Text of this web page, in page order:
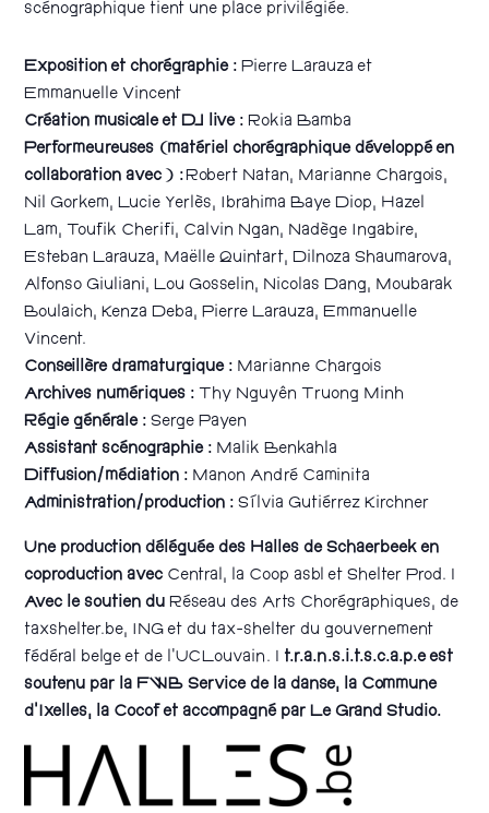
scénographique tient une place privilégiée.
Exposition et chorégraphie : Pierre Larauza et
Emmanuelle Vincent
Création musicale et DJ live : Rokia Bamba
Performeureuses (matériel chorégraphique développé en
collaboration avec ) : Robert Natan, Marianne Chargois,
Nil Gorkem, Lucie Yerlès, Ibrahima Baye Diop, Hazel
Lam, Toufik Cherifi, Calvin Ngan, Nadège Ingabire,
Esteban Larauza, Maëlle Quintart, Dilnoza Shaumarova,
Alfonso Giuliani, Lou Gosselin, Nicolas Dang, Moubarak
Boulaich, Kenza Deba, Pierre Larauza, Emmanuelle
Vincent.
Conseillère dramaturgique : Marianne Chargois
Archives numériques : Thy Nguyên Truong Minh
Régie générale :Serge Payen
Assistant scénographie : Malik Benkahla
Diffusion/médiation : Manon André Caminita
Administration/production :Sílvia Gutiérrez Kirchner
Une production déléguée des Halles de Schaerbeek en
coproduction avec Central, la Coop asbl et Shelter Prod. |
Avec le soutien du Réseau des Arts Chorégraphiques, de
taxshelter.be, ING et du tax-shelter du gouvernement
fédéral belge et de l’UCLouvain. | t.r.a.n.s.i.t.s.c.a.p.e est
soutenu par la FWB Service de la danse, la Commune
d’Ixelles, la Cocof et accompagné par Le Grand Studio.